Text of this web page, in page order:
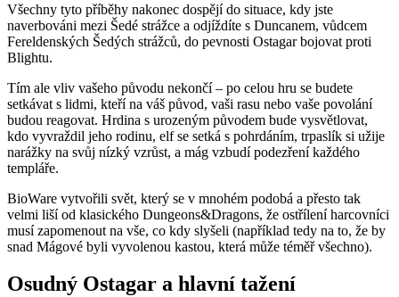
Všechny tyto příběhy nakonec dospějí do situace, kdy jste
naverbováni mezi Šedé strážce a odjíždíte s Duncanem, vůdcem
Fereldenských Šedých strážců, do pevnosti Ostagar bojovat proti
Blightu.
Tím ale vliv vašeho původu nekončí – po celou hru se budete
setkávat s lidmi, kteří na váš původ, vaši rasu nebo vaše povolání
budou reagovat. Hrdina s urozeným původem bude vysvětlovat,
kdo vyvraždil jeho rodinu, elf se setká s pohrdáním, trpaslík si užije
narážky na svůj nízký vzrůst, a mág vzbudí podezření každého
templáře.
BioWare vytvořili svět, který se v mnohém podobá a přesto tak
velmi liší od klasického Dungeons&Dragons, že ostřílení harcovníci
musí zapomenout na vše, co kdy slyšeli (například tedy na to, že by
snad Mágové byli vyvolenou kastou, která může téměř všechno).
Osudný Ostagar a hlavní tažení